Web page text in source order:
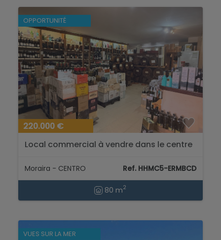
OPPORTUNITÉ
220.000 €
Local commercial à vendre dans le centre
Moraira - CENTRO Ref. HHMC5-ERMBCD
80 m2
VUES SUR LA MER